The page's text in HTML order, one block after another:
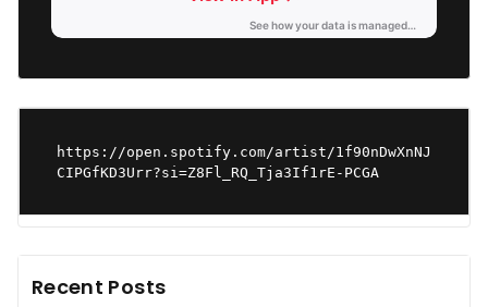
https://open.spotify.com/artist/1f90nDwXnNJ
CIPGfKD3Urr?si=Z8Fl_RQ_Tja3If1rE-PCGA
Recent Posts